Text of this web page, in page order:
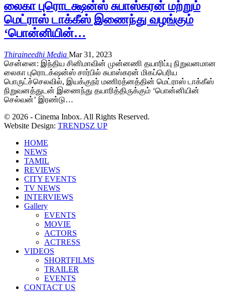
லைகா புரொடக்ஷன்ஸ் சுபாஸ்கரன் மற்றும்
மெட்ராஸ் டாக்கீஸ் இணைந்து வழங்கும்
‘பொன்னியின்…
Thiraineedhi Media Mar 31, 2023
சென்னை: இந்திய சினிமாவின் முன்னணி தயாரிப்பு நிறுவனமான
லைகா புரொடக்‌ஷன்ஸ் சார்பில் சுபாஸ்கரன் மிகப்பெரிய
பொருட்ச்செலவில், இயக்குநர் மணிரத்னத்தின் மெட்ராஸ் டாக்கீஸ்
நிறுவனத்துடன் இணைந்து தயாரித்திருக்கும் ‘பொன்னியின்
செல்வன்’ இரண்டு…
© 2026 - Cinema Inbox. All Rights Reserved.
Website Design: TRENDSZ UP
HOME
NEWS
TAMIL
REVIEWS
CITY EVENTS
TV NEWS
INTERVIEWS
Gallery
EVENTS
MOVIE
ACTORS
ACTRESS
VIDEOS
SHORTFILMS
TRAILER
EVENTS
CONTACT US